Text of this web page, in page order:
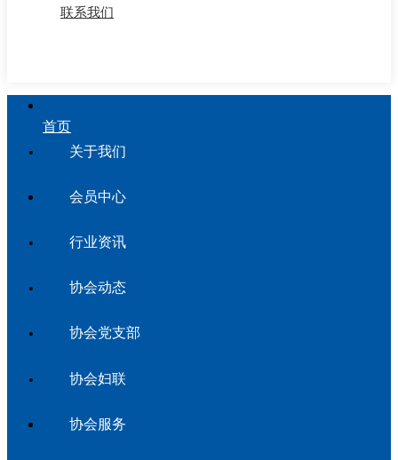
联系我们
首页
关于我们
会员中心
行业资讯
协会动态
协会党支部
协会妇联
协会服务